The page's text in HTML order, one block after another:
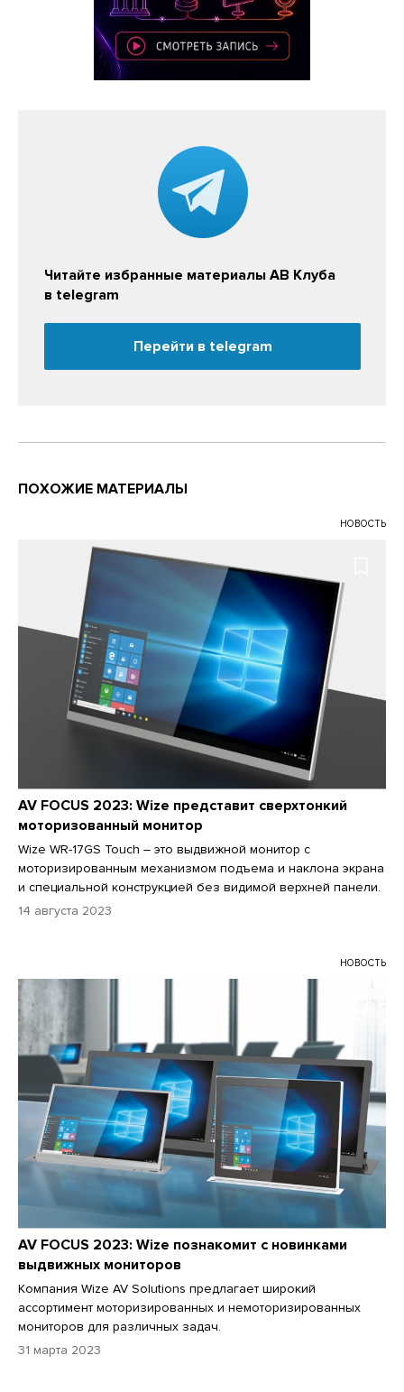
Читайте избранные материалы АВ Клуба
в telegram
Перейти в telegram
ПОХОЖИЕ МАТЕРИАЛЫ
НОВОСТЬ
AV FOCUS 2023: Wize представит сверхтонкий
моторизованный монитор
Wize WR-17GS Touch – это выдвижной монитор с
моторизированным механизмом подъема и наклона экрана
и специальной конструкцией без видимой верхней панели.
14 августа 2023
НОВОСТЬ
AV FOCUS 2023: Wize познакомит с новинками
выдвижных мониторов
Компания Wize AV Solutions предлагает широкий
ассортимент моторизированных и немоторизированных
мониторов для различных задач.
31 марта 2023